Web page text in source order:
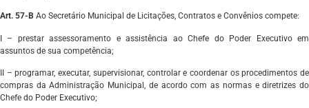
Art. 57-B Ao Secretário Municipal de Licitações, Contratos e Convênios compete:
I – prestar assessoramento e assistência ao Chefe do Poder Executivo em
assuntos de sua competência;
II – programar, executar, supervisionar, controlar e coordenar os procedimentos de
compras da Administração Municipal, de acordo com as normas e diretrizes do
Chefe do Poder Executivo;